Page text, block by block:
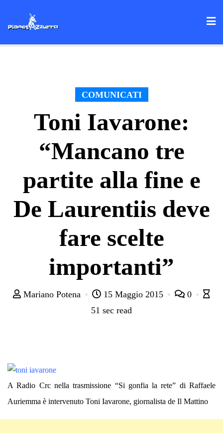
COMUNICATI
Toni Iavarone:
“Mancano tre
partite alla fine e
De Laurentiis deve
fare scelte
importanti”
Mariano Potena 15 Maggio 2015
0
51 sec read
A Radio Crc nella trasmissione “Si gonfia la rete” di Raffaele
Auriemma è intervenuto Toni Iavarone, giornalista de Il Mattino